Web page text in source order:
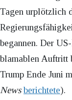
Tagen urplötzlich
begannen. Der
blamablen Auftritt
Trump Ende Juni
News berichtete).